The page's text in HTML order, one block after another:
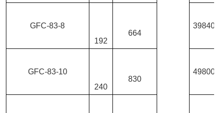
GFC-83-8
192
664
39840
GFC-83-10
240
830
49800